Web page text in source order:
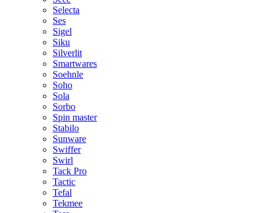
Selecta
Ses
Sigel
Siku
Silverlit
Smartwares
Soehnle
Soho
Sola
Sorbo
Spin master
Stabilo
Sunware
Swiffer
Swirl
Tack Pro
Tactic
Tefal
Tekmee